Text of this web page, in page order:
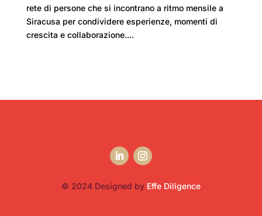
rete di persone che si incontrano a ritmo mensile a
Siracusa per condividere esperienze, momenti di
crescita e collaborazione....
© 2024 Designed by Effe Diligence